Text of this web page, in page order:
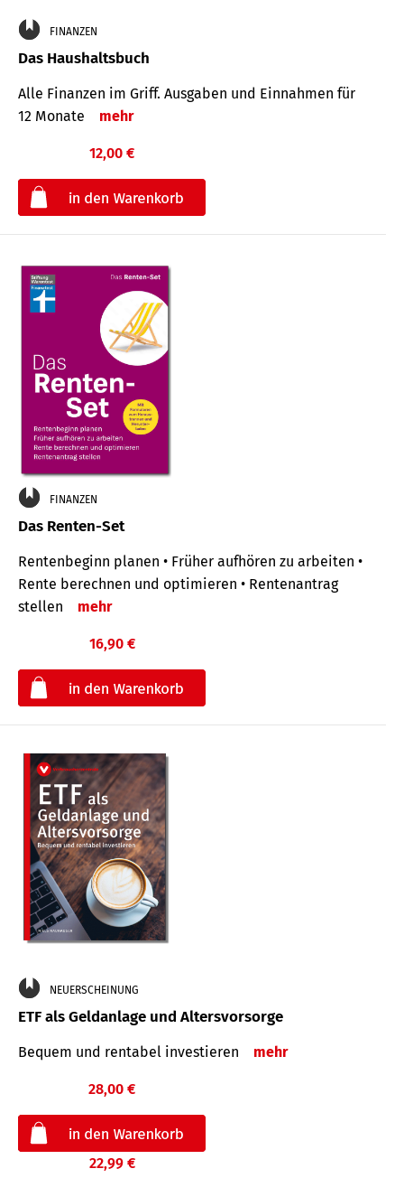
FINANZEN
Das Haushaltsbuch
Alle Finanzen im Griff. Aus­gaben und Ein­nahmen für
12 Monate
mehr
12,00 €
FINANZEN
Das Renten-Set
Rentenbeginn planen • Früher aufhören zu arbeiten •
Rente berechnen und optimieren • Rentenantrag
stellen
mehr
16,90 €
NEUERSCHEINUNG
ETF als Geldanlage und Altersvorsorge
Bequem und rentabel investieren mehr
28,00 €
22,99 €